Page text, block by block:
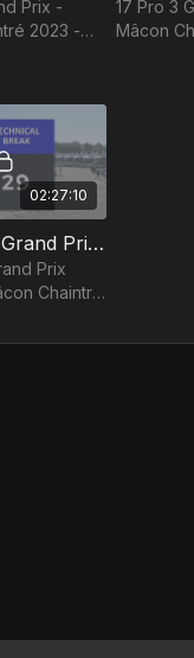
Prix -
2023 -
17 Pro 3
Mâcon
02:27:10
24 - Pro 2 Grand Prix (1,30 m) - Mâcon Chaintré 2023 - Grand National de CSO
Prix
Chaintré